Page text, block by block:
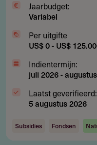
Jaarbudget:
Variabel
Per uitgifte
US$ 0 - US$
Indientermijn:
juli 2026-
Laatst geverifieerd:
5 augustus 2026
Subsidies Fondsen